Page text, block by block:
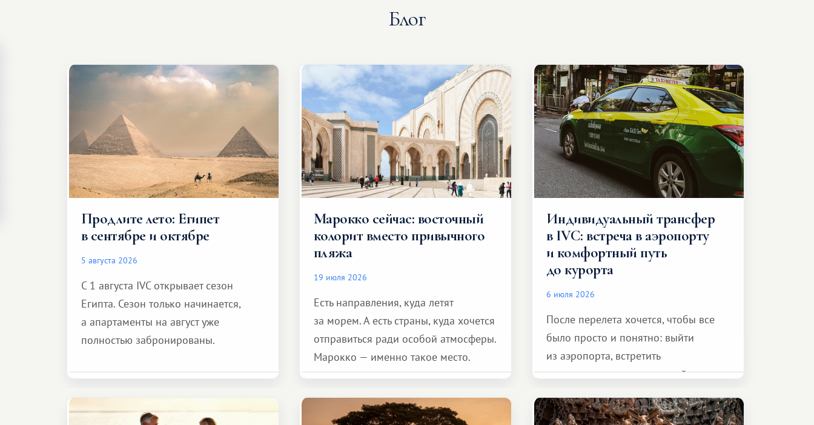
Блог
Продлите лето: Египет
в сентябре и октябре
5 августа 2026
С 1 августа IVC открывает сезон
Египта. Сезон только начинается,
а апартаменты на август уже
полностью забронированы.
Марокко сейчас: восточный
колорит вместо привычного
пляжа
19 июля 2026
Есть направления, куда летят
за морем. А есть страны, куда хочется
отправиться ради особой атмосферы.
Марокко — именно такое место.
Индивидуальный трансфер
в IVC: встреча в аэропорту
и комфортный путь
до курорта
6 июля 2026
После перелета хочется, чтобы все
было просто и понятно: выйти
из аэропорта, встретить
представителя транспортной
и спокойно доехать до курорта.